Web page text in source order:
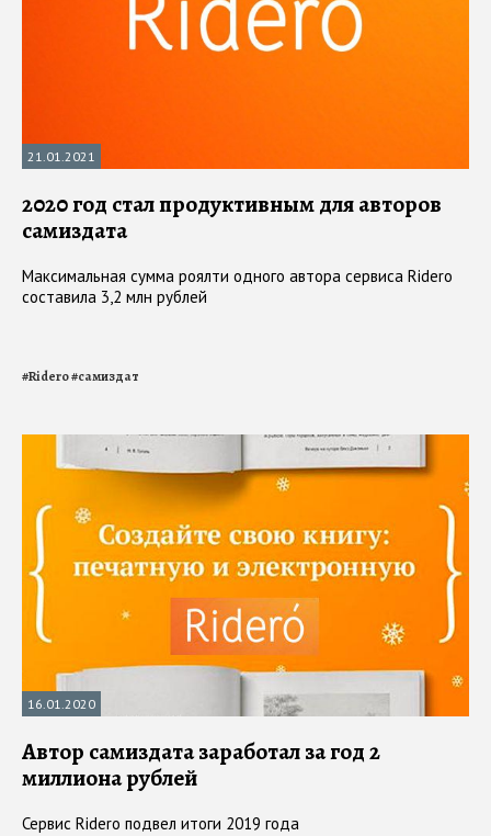
21.01.2021
2020 год стал продуктивным для авторов
самиздата
Максимальная сумма роялти одного автора сервиса Ridero
составила 3,2 млн рублей
#Ridero#самиздат
16.01.2020
Автор самиздата заработал за год 2
миллиона рублей
Сервис Ridero подвел итоги 2019 года